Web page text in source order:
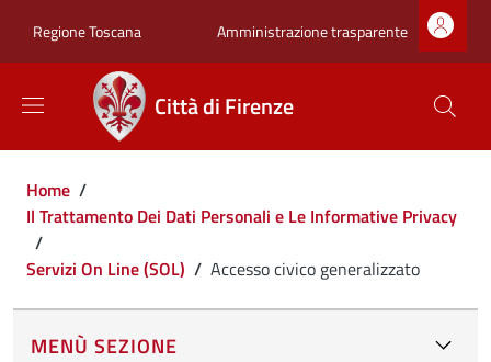
Regione Toscana Zona superiore
Amministrazione trasparente
Città di Firenze
Briciole di pane
Home /
Il Trattamento Dei Dati Personali e Le Informative Privacy
/
Servizi On Line (SOL) / Accesso civico generalizzato
MENÙ SEZIONE